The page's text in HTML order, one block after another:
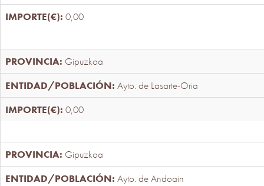
0,00
Gipuzkoa
Ayto. de Lasarte-Oria
0,00
Gipuzkoa
Ayto. de Andoain